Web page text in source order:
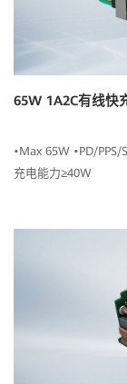
65W 1A2C有线快
•Max 65W •PD/
充电能力≥40W